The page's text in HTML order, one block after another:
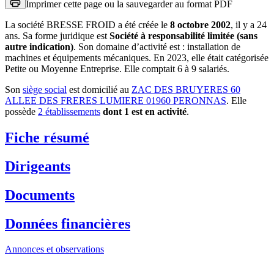
Imprimer cette page ou la sauvegarder au format PDF
La société BRESSE FROID a été créée le 8 octobre 2002, il y a 24
ans. Sa forme juridique est Société à responsabilité limitée (sans
autre indication). Son domaine d’activité est : installation de
machines et équipements mécaniques. En 2023, elle était catégorisée
Petite ou Moyenne Entreprise. Elle comptait 6 à 9 salariés.
Son siège social est domicilié au ZAC DES BRUYERES 60
ALLEE DES FRERES LUMIERE 01960 PERONNAS. Elle
possède 2 établissements dont 1 est en activité.
Fiche résumé
Dirigeants
Documents
Données financières
Annonces et observations